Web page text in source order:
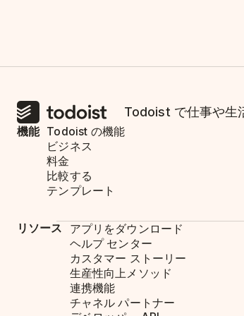
Todoist で仕事や生
機能 Todoist の機能
ビジネス
料金
比較する
テンプレート
リソース
アプリをダウンロード
ヘルプ センター
カスタマー ストーリー
生産性向上メソッド
連携機能
チャネル パートナー